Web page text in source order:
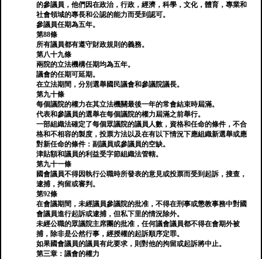
的參議員，他們因在政治，行政，經濟，科學，文化，體育，專業和
社會領域的專長和公認的能力而受到認可。
參議員任期為五年。
第88條
所有議員都有遵守財政規則的義務。
第八十九條
兩院的立法機構任期均為五年。
議會的任期可延期。
在立法期間，分別選舉國民議會和參議院議長。
第九十條
每個議院的權力在其立法機關最後一年的常會結束時屆滿。
代表和參議員的選舉在每個議院的權力屆滿之前舉行。
一部組織法確定了每個眾議院的議員人數，資格和任命的條件，不合
格和不相容的製度，投票方法以及在有以下情況下應組織新選舉或應
對新任命的條件：副議員或參議員的空缺。
津貼額和議員的利益受字節組織法管轄。
第九十一條
國會議員不得因執行公職時所發表的意見或投票而受到起訴，搜查，
逮捕，拘留或審判。
第92條
在會議期間，未經議員參議院的批准，不得在刑事或懲教事務中對國
會議員進行起訴或逮捕，但私下里的情況除外。
未經公職的眾議院主席團的批准，任何議會議員都不得在會期外被
捕，除非是公然行事，經授權的起訴順序定罪。
如果國會議員的議員有此要求，則對他的拘留或起訴將中止。
第三章：議會的權力